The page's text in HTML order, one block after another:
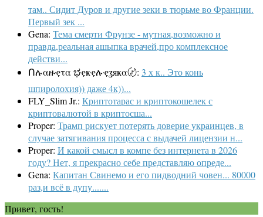
там.. Сидит Дуров и другие зеки в тюрьме во Франции.
Первый зек ...
Gena: Тема смерти Фрунзе - мутная,возможно и
правда,реальная ашыпка врачей,про комплексное
действи...
Ոሉαዙҿτα ಭҿҝҿሉҿʓяҝα〄: 3 х к.. Это конь
шпиролохия)) даже 4к))...
FLY_Slim Jr.: Криптотарас и криптокошелек с
криптовалютой в криптосша...
Proper: Трамп рискует потерять доверие украинцев, в
случае затягивания процесса с выдачей лицензии н...
Proper: И какой смысл в компе без интернета в 2026
году? Нет, я прекрасно себе представляю опреде...
Gena: Капитан Свинемо и его пидводний човен... 80000
раз,и всё в дупу.......
Привет, гость!